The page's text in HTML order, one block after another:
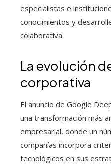
especialistas e
conocimientos y
colaborativa.
La evolución
corporativa
El anuncio de Google
una transformación más
empresarial, donde un
compañías incorpora
tecnológicos en sus